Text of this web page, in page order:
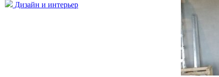
Дизайн и интерьер